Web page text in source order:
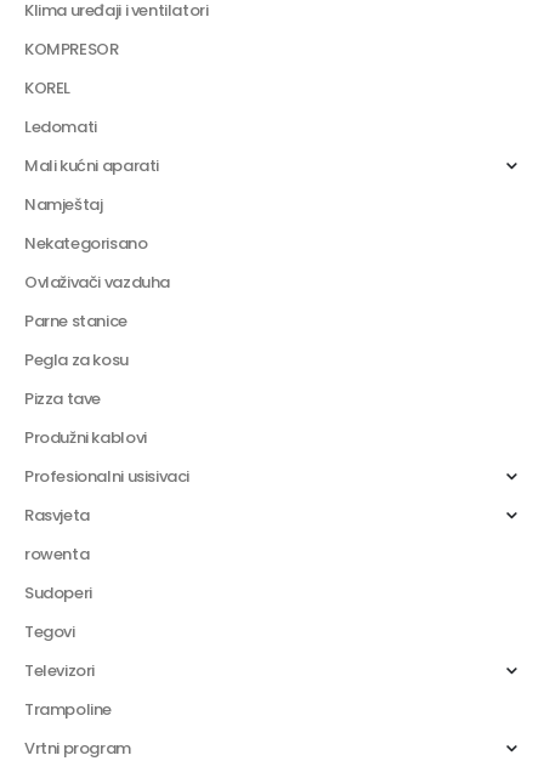
Klima uređaji i ventilatori
KOMPRESOR
KOREL
Ledomati
Mali kućni aparati
Namještaj
Nekategorisano
Ovlaživači vazduha
Parne stanice
Pegla za kosu
Pizza tave
Produžni kablovi
Profesionalni usisivaci
Rasvjeta
rowenta
Sudoperi
Tegovi
Televizori
Trampoline
Vrtni program